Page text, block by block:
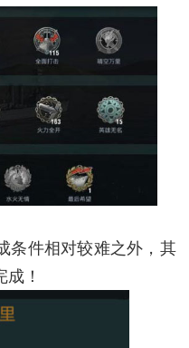
条件相对较难之外，其
！